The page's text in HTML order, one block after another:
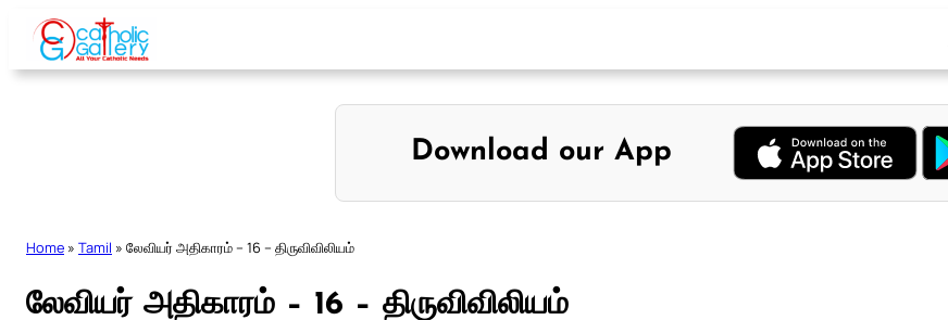
Skip
content
Download our App
Home » Tamil » லேவியர் அதிகாரம் – 16 – திருவிவிலியம்
லேவியர் அதிகாரம் – 16 – திருவிவிலியம்